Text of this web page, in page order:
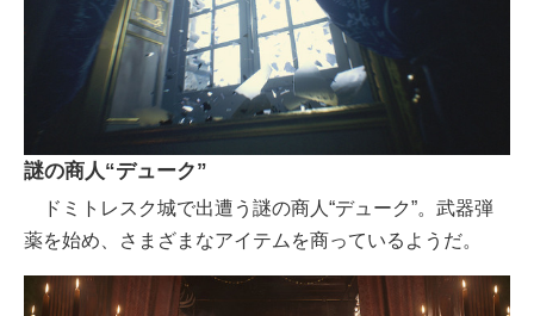
謎の商人“デューク”
ドミトレスク城で出遭う謎の商人“デューク”。武器弾
薬を始め、さまざまなアイテムを商っているようだ。